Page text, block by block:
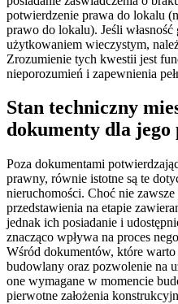
potwierdzenie prawa do lokalu
prawo do lokalu). Jeśli
użytkowaniem wieczystym,
Zrozumienie tych kwestii jest
nieporozumień i zapewnienia
Stan techniczny
dokumenty dla
Poza dokumentami
prawny, równie istotne są te
nieruchomości. Choć nie
przedstawienia na etapie
jednak ich posiadanie i
znacząco wpływa na proces
Wśród dokumentów, które
budowlany oraz pozwolenie na
one wymagane w momencie
pierwotne założenia